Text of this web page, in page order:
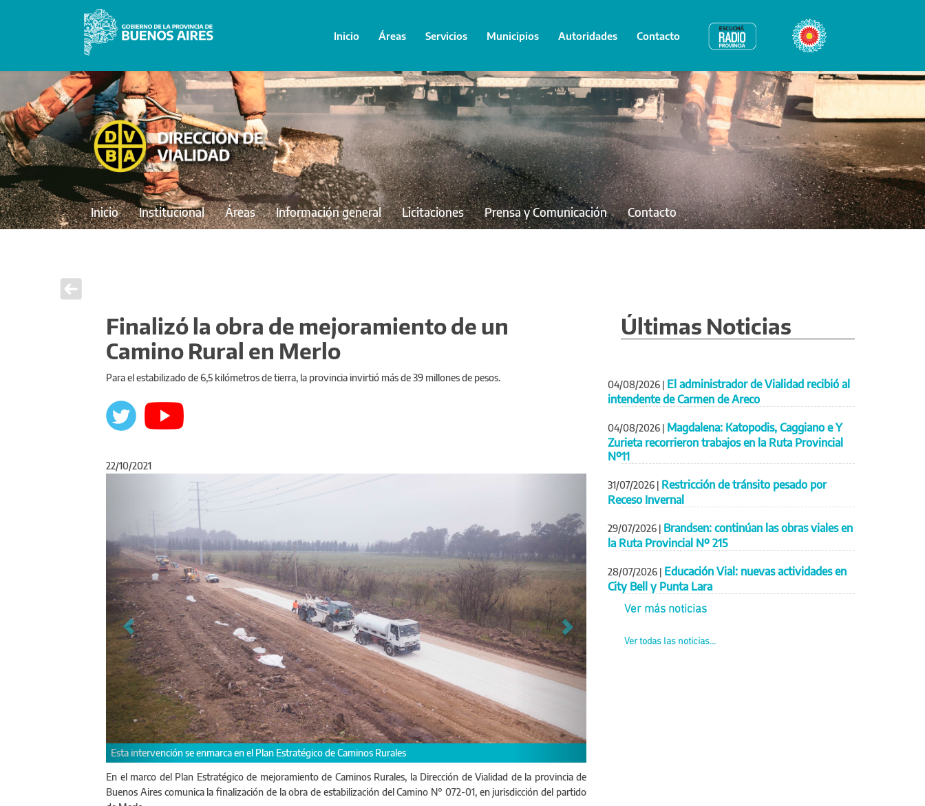
Inicio Áreas Servicios Municipios Autoridades Contacto Radio Provincia Bicentenario
Inicio Institucional Áreas Información general Licitaciones Prensa y Comunicación Contacto
Finalizó la obra de mejoramiento de un
Camino Rural en Merlo
Para el estabilizado de 6,5 kilómetros de tierra, la provincia invirtió más de 39 millones de pesos.
22/10/2021
Para el estabilizado de 6,5 kilómetros de tierra, la provincia invirtió más de 39 millones de pesos.
Anterior Siguiente
En el marco del Plan Estratégico de mejoramiento de Caminos Rurales, la Dirección de Vialidad de la provincia de
Buenos Aires comunica la finalización de la obra de estabilización del Camino N° 072-01, en jurisdicción del partido
Últimas Noticias
04/08/2026 | El administrador de Vialidad recibió al
intendente de Carmen de Areco
04/08/2026 | Magdalena: Katopodis, Caggiano e Y
Zurieta recorrieron trabajos en la Ruta Provincial
Nº11
31/07/2026 | Restricción de tránsito pesado por
Receso Invernal
29/07/2026 | Brandsen: continúan las obras viales en
la Ruta Provincial Nº 215
28/07/2026 | Educación Vial: nuevas actividades en
City Bell y Punta Lara
Ver más noticias
Ver todas las noticias...